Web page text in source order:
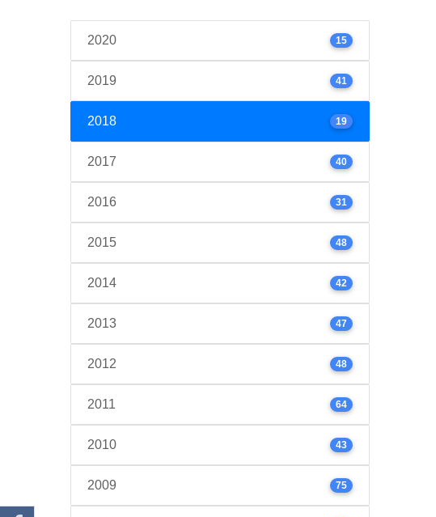
2020 15
2019 41
2018 19
2017 40
2016 31
2015 48
2014 42
2013 47
2012 48
2011 64
2010 43
2009 75